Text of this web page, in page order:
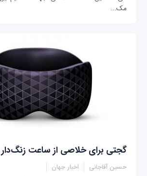
مک...
گجتی برای خلاصی از ساعت زنگ‌دار
حسین آقاجانی اخبار جهان